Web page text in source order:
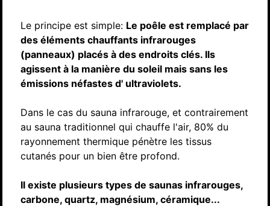
Le principe est simple: Le poêle est remplacé par
des éléments chauffants infrarouges
(panneaux) placés à des endroits clés. Ils
agissent à la manière du soleil mais sans les
émissions néfastes d' ultraviolets.
Dans le cas du sauna infrarouge, et contrairement
au sauna traditionnel qui chauffe l'air, 80% du
rayonnement thermique pénètre les tissus
cutanés pour un bien être profond.
Il existe plusieurs types de saunas infrarouges,
carbone, quartz, magnésium, céramique...